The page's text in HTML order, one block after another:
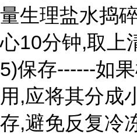
量生理盐水捣
心10分钟,取上
5)保存------如
用,应将其分成
存,避免反复冷